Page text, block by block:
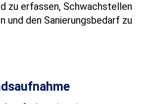
zu erfassen, Schwachstellen
und den Sanierungsbedarf zu